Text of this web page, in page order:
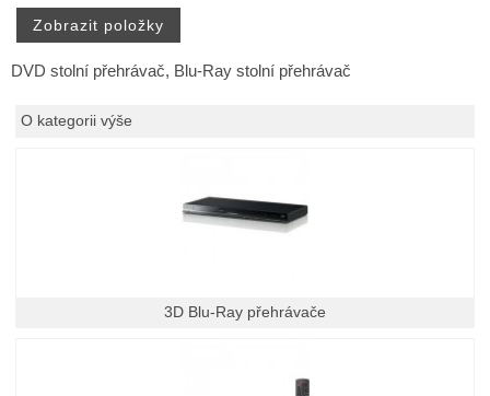
DVD stolní přehrávač, Blu-Ray stolní přehrávač
O kategorii výše
3D Blu-Ray přehrávače